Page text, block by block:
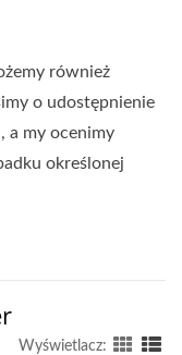
również
o udostępnienie
a my ocenimy
określonej
Wyświetlacz: